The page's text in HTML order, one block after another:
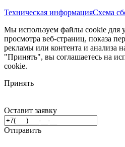
Техническая информацияСхема
Мы используем файлы cookie для
просмотра веб-страниц, показа
рекламы или контента и анализа
"Принять", вы соглашаетесь на
cookie.
Принять
Оставит заявку
Отправить